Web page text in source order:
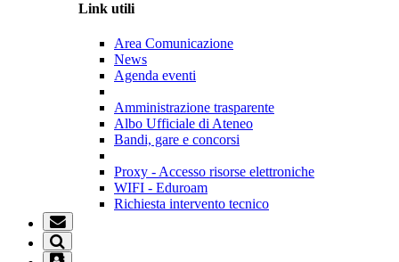
Link utili
Area Comunicazione
News
Agenda eventi
Amministrazione trasparente
Albo Ufficiale di Ateneo
Bandi, gare e concorsi
Proxy - Accesso risorse elettroniche
WIFI - Eduroam
Richiesta intervento tecnico